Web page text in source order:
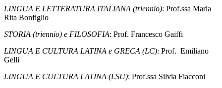
LINGUA E LETTERATURA ITALIANA (triennio): Prof.ssa Maria
Rita Bonfiglio
STORIA (triennio) e FILOSOFIA: Prof. Francesco Gaiffi
LINGUA E CULTURA LATINA e GRECA (LC): Prof. Emiliano
Gelli
LINGUA E CULTURA LATINA (LSU): Prof.ssa Silvia Fiacconi